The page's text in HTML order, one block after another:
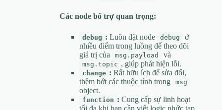
Các node bổ trợ quan trọng:
debug : Luôn đặt node debug
ở
nhiều điểm trong luồng để theo dõi
giá trị của
msg.payload và
msg.topic , giúp phát hiện lỗi.
change : Rất hữu ích để sửa đổi,
thêm bớt các thuộc tính trong
msg
object.
function : Cung cấp sự linh hoạt
tối đa khi bạn cần viết logic phức tạp